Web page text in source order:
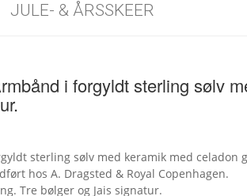
JULE- & ÅRSSKEER
i forgyldt sterling sølv
sterling sølv med keramik med celadon
hos A. Dragsted & Royal Copenhagen.
Tre bølger og Jais signatur.